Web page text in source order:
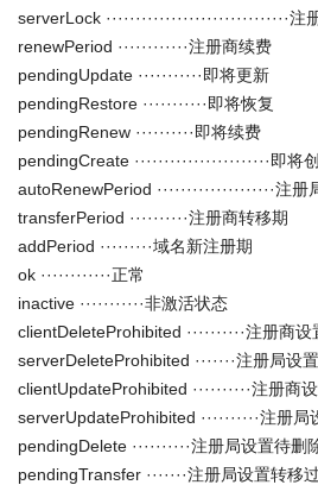
serverLock ·······························
renewPeriod ············注册商续费
pendingUpdate ···········即将更新
pendingRestore ···········即将恢复
pendingRenew ··········即将续费
pendingCreate ·······················即将
autoRenewPeriod ····················注
transferPeriod ··········注册商转移期
addPeriod ·········域名新注册期
ok ············正常
inactive ···········非激活状态
clientDeleteProhibited ··········注册商
serverDeleteProhibited ·······注册局设
clientUpdateProhibited ··········注册商
serverUpdateProhibited ··········注册
pendingDelete ··········注册局设置待删
pendingTransfer ·······注册局设置转移